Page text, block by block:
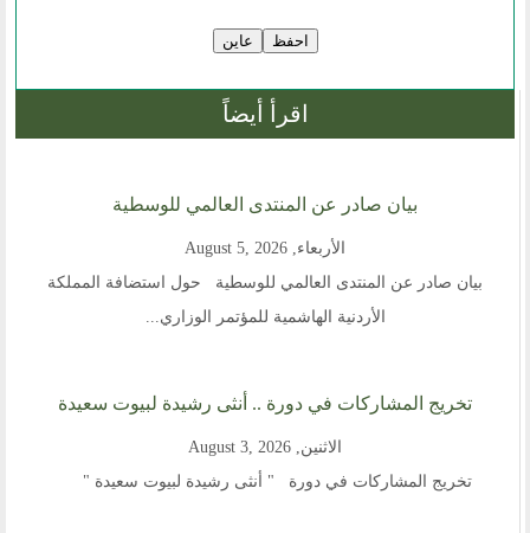
المؤتمرات
اخر الاخبار
المنتدى في الاعلام
أرسل لنا
ارسل مقالآ
ارسل خبر
اقرأ أيضاً
بيان صادر عن المنتدى العالمي للوسطية
الأربعاء, August 5, 2026
بيان صادر عن المنتدى العالمي للوسطية حول استضافة المملكة
الأردنية الهاشمية للمؤتمر الوزاري...
تخريج المشاركات في دورة .. أنثى رشيدة لبيوت سعيدة
الاثنين, August 3, 2026
تخريج المشاركات في دورة " أنثى رشيدة لبيوت سعيدة "